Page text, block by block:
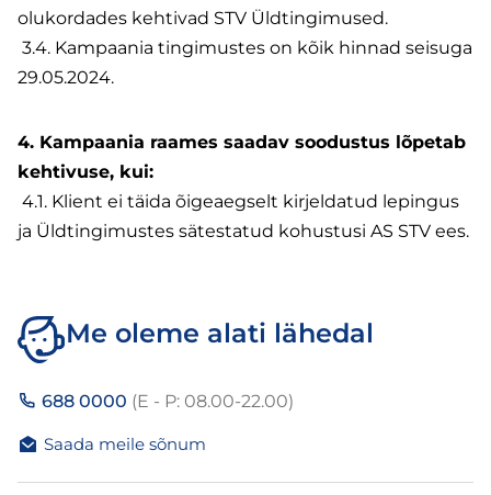
olukordades kehtivad STV Üldtingimused.
3.4. Kampaania tingimustes on kõik hinnad seisuga
29.05.2024.
4. Kampaania raames saadav soodustus lõpetab
kehtivuse, kui:
4.1. Klient ei täida õigeaegselt kirjeldatud lepingus
ja Üldtingimustes sätestatud kohustusi AS STV ees.
Me oleme alati lähedal
688 0000 (E - P: 08.00-22.00)
Saada meile sõnum